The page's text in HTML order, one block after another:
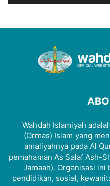
Wahdah Islamiyah
(Ormas) Islam yang
amaliyahnya pada Al
pemahaman As Salaf Ash-
Jamaah). Organisasi ini
pendidikan, sosial,